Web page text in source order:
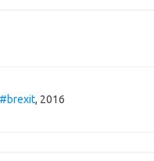
#brexit, 2016